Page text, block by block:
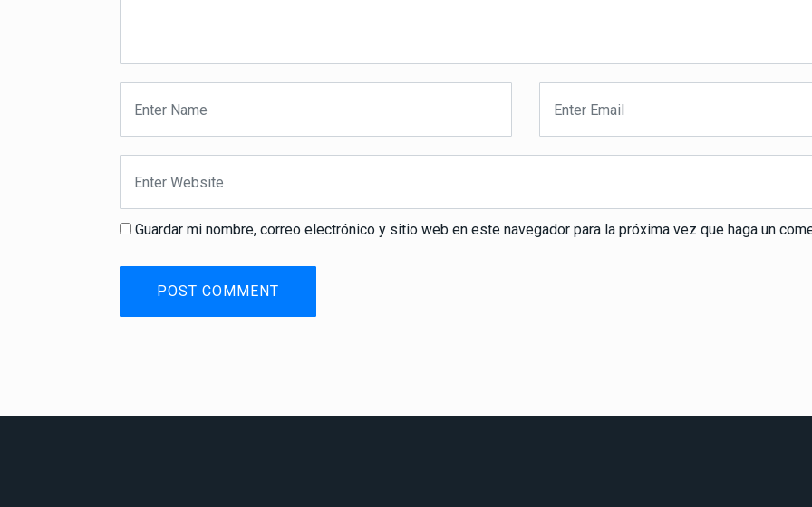
Guardar mi nombre, correo electrónico y sitio web en este navegador para la próxima vez que haga un